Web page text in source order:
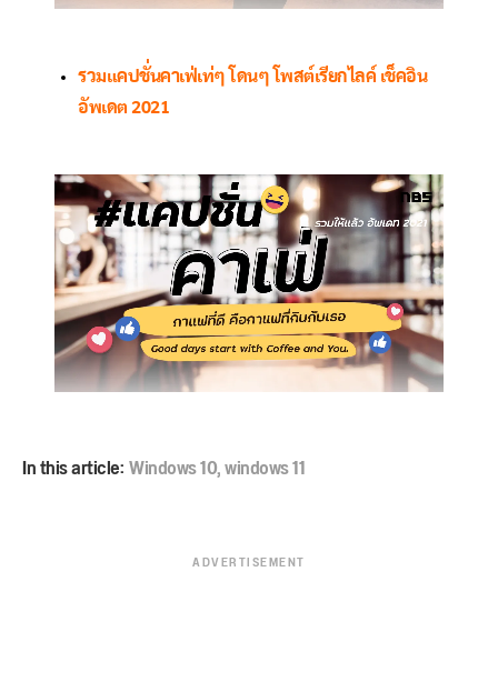
รวมแคปชั่นคาเฟ่เท่ๆ โดนๆ โพสต์เรียกไลค์ เช็คอิน
อัพเดต 2021
In this article:Windows 10,windows 11
ADVERTISEMENT